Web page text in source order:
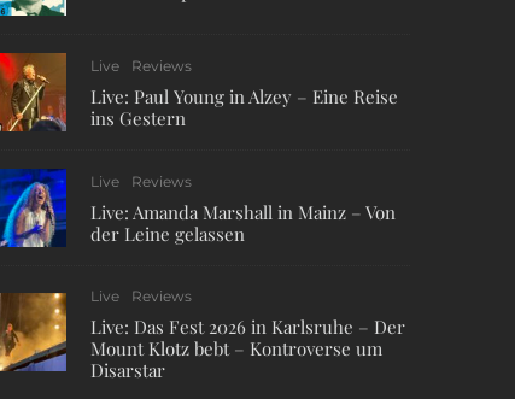
Live Reviews
Live: Paul Young in Alzey – Eine Reise
ins Gestern
Live Reviews
Live: Amanda Marshall in Mainz – Von
der Leine gelassen
Live Reviews
Live: Das Fest 2026 in Karlsruhe – Der
Mount Klotz bebt – Kontroverse um
Disarstar